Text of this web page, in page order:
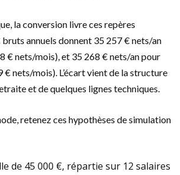
la conversion livre ces repères
annuels donnent 35 257 € nets/an
€ nets/mois), et 35 268 € nets/an pour
€ nets/mois). L’écart vient de la structure
et de quelques lignes techniques.
retenez ces hypothèses de simulation
de 45 000 €, répartie sur 12 salaires